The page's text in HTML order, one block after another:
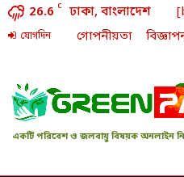
26.6 C ঢাকা, বাংলাদেশ
যোগদিন গোপনীয়তা
একটি পরিবেশ ও জলবায়ু বিষয়ক অনলাইন